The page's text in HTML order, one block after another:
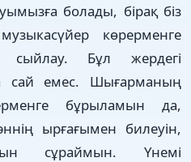
болады, бірақ біз
көрерменге
сыйлау. Бұл жердегі
сай емес. Шығарманың
бұрыламын да,
ырғағымен билеуін,
сұраймын. Үнемі